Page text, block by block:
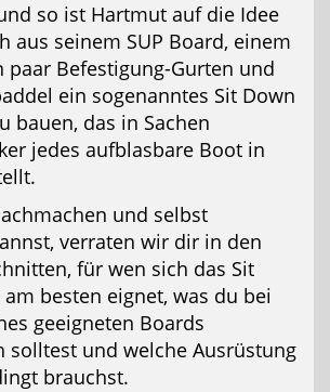
so ist Hartmut auf die Idee
aus seinem SUP Board, einem
paar Befestigung-Gurten und
ein sogenanntes Sit Down
bauen, das in Sachen
jedes aufblasbare Boot in
und selbst
verraten wir dir in den
für wen sich das Sit
besten eignet, was du bei
geeigneten Boards
solltest und welche Ausrüstung
brauchst.